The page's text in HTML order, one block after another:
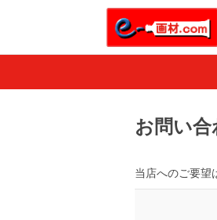
お問い合
当店へのご要望